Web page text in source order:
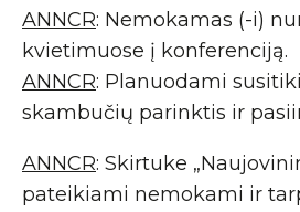
ANNCR: Nemokamas (-i)
kvietimuose į konferenciją.
ANNCR: Planuodami
skambučių parinktis ir
ANNCR: Skirtuke
pateikiami nemokami ir